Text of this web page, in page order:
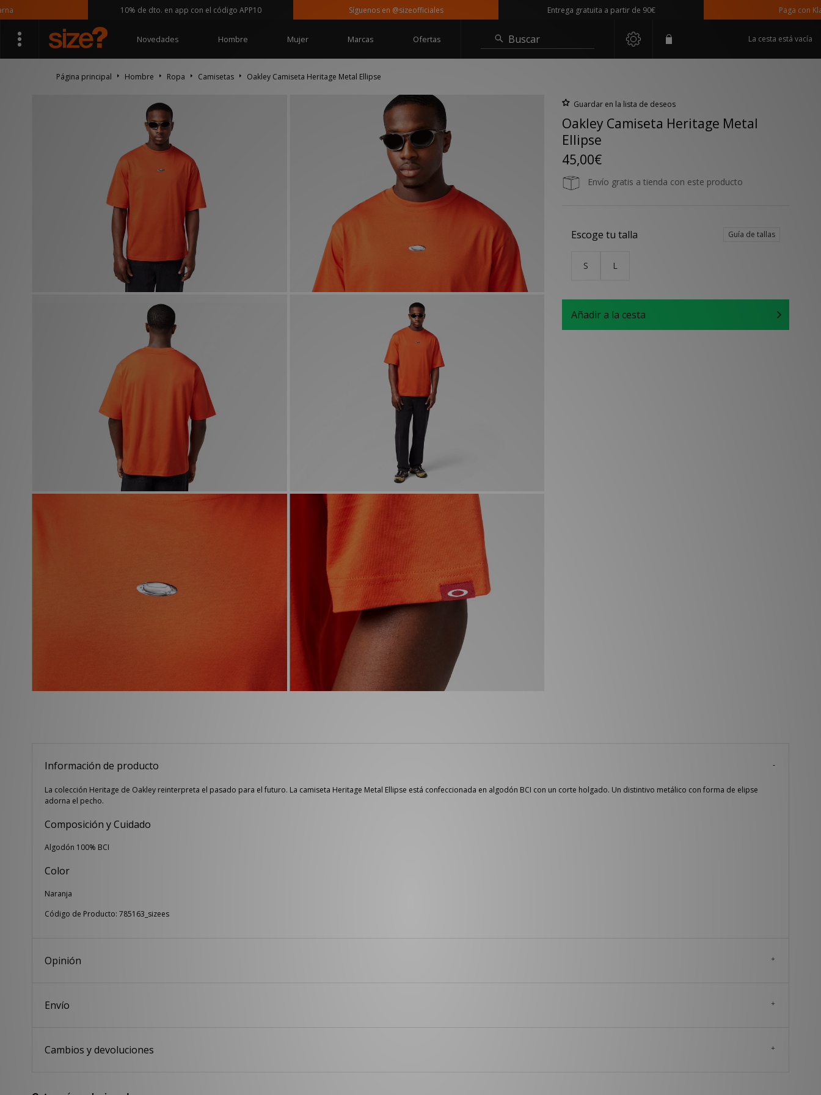
10% de dto. en app con el código APP10 Síguenos en @sizeofficiales Entrega gratuita a partir de 90€ Paga con Klarna
Novedades Hombre Mujer Marcas Ofertas Buscar La cesta está vacía
Página principal Hombre Ropa Camisetas Oakley Camiseta Heritage Metal Ellipse
Guardar en la lista de deseos
Oakley Camiseta Heritage Metal
Ellipse
45,00€
Envío gratis a tienda con este producto
Escoge tu talla Guía de tallas
S L
Añadir a la cesta
Información de producto
La colección Heritage de Oakley reinterpreta el pasado para el futuro. La camiseta Heritage Metal Ellipse está confeccionada en algodón BCI con un corte holgado. Un distintivo metálico con forma de elipse
adorna el pecho.
Composición y Cuidado
Algodón 100% BCI
Color
Naranja
Código de Producto: 785163_sizees
Opinión
Envío
Cambios y devoluciones